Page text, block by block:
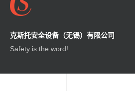
克斯托安全设备（无锡）有限公司
Safety is the word!